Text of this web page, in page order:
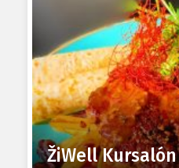
ŽiWell Kursalón